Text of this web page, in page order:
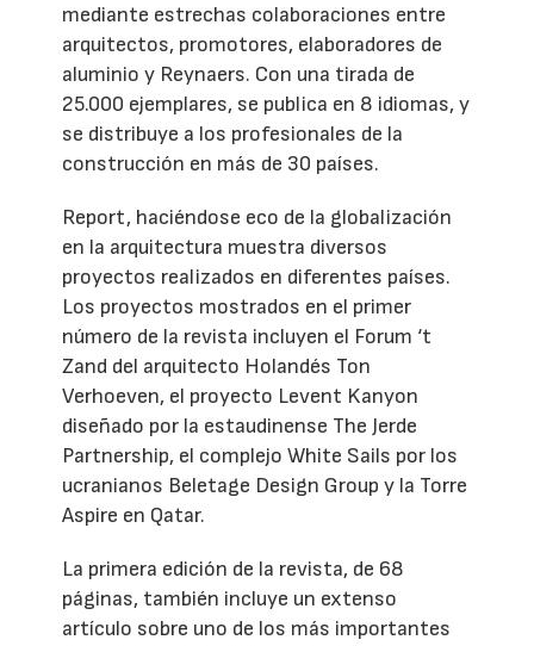
mediante estrechas colaboraciones entre
arquitectos, promotores, elaboradores de
aluminio y Reynaers. Con una tirada de
25.000 ejemplares, se publica en 8 idiomas, y
se distribuye a los profesionales de la
construcción en más de 30 países.
Report, haciéndose eco de la globalización
en la arquitectura muestra diversos
proyectos realizados en diferentes países.
Los proyectos mostrados en el primer
número de la revista incluyen el Forum ‘t
Zand del arquitecto Holandés Ton
Verhoeven, el proyecto Levent Kanyon
diseñado por la estaudinense The Jerde
Partnership, el complejo White Sails por los
ucranianos Beletage Design Group y la Torre
Aspire en Qatar.
La primera edición de la revista, de 68
páginas, también incluye un extenso
artículo sobre uno de los más importantes